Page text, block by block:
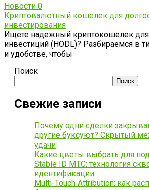
Новости 0
Криптовалютный кошелек для
инвестирования
Ищете надежный криптокошелек
инвестиций (HODL)? Разбираемся в
и удобстве, чтобы
Поиск
Поиск
Свежие записи
Почему одни сделки
другие буксуют? Скрытый
удачи
Какие цветы выбрать для
Stable ID МТС: технология
идентификации
Multi-Touch Attribution: как